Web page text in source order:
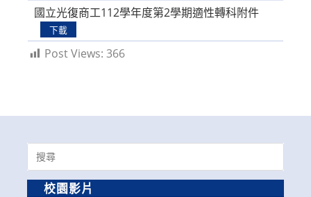
國立光復商工112學年度第2學期適性轉科附件
下載
Post Views: 366
Search
for:
校園影片